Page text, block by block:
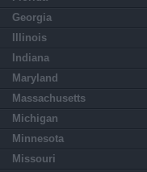
Georgia
Illinois
Indiana
Maryland
Massachusetts
Michigan
Minnesota
Missouri